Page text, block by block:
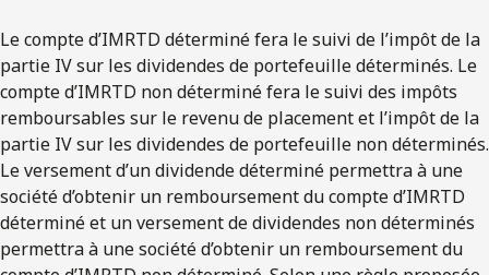
Le compte d’IMRTD déterminé fera le suivi de l’impôt de la
partie IV sur les dividendes de portefeuille déterminés. Le
compte d’IMRTD non déterminé fera le suivi des impôts
remboursables sur le revenu de placement et l’impôt de la
partie IV sur les dividendes de portefeuille non déterminés.
Le versement d’un dividende déterminé permettra à une
société d’obtenir un remboursement du compte d’IMRTD
déterminé et un versement de dividendes non déterminés
permettra à une société d’obtenir un remboursement du